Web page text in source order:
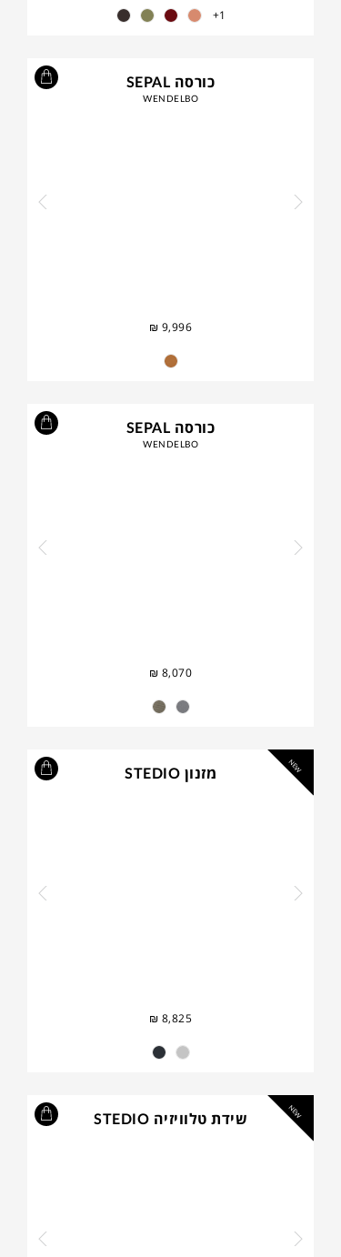
1+
כורסה SEPAL
WENDELBO
₪ 9,996
כורסה SEPAL
WENDELBO
₪ 8,070
NEW מזנון STEDIO
₪ 8,825
NEW שידת טלוויזיה STEDIO